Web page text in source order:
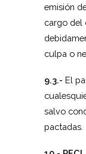
emisión
cargo del
culpa o
9.3.- El
salvo
pactadas.